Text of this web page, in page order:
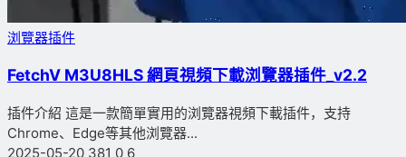
浏覽器插件
FetchV M3U8HLS 網頁視頻下載浏覽器插件_v2.2
插件介紹 這是一款簡單實用的浏覽器視頻下載插件，支持
Chrome、Edge等其他浏覽器...
2025-05-20 381 0 6